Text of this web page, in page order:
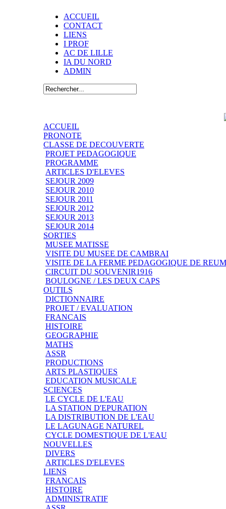
ACCUEIL
CONTACT
LIENS
I PROF
AC DE LILLE
IA DU NORD
ADMIN
ACCUEIL
PRONOTE
CLASSE DE DECOUVERTE
PROJET PEDAGOGIQUE
PROGRAMME
ARTICLES D'ELEVES
SEJOUR 2009
SEJOUR 2010
SEJOUR 2011
SEJOUR 2012
SEJOUR 2013
SEJOUR 2014
SORTIES
MUSEE MATISSE
VISITE DU MUSEE DE CAMBRAI
VISITE DE LA FERME PEDAGOGIQUE DE
CIRCUIT DU SOUVENIR1916
BOULOGNE / LES DEUX CAPS
OUTILS
DICTIONNAIRE
PROJET / EVALUATION
FRANCAIS
HISTOIRE
GEOGRAPHIE
MATHS
ASSR
PRODUCTIONS
ARTS PLASTIQUES
EDUCATION MUSICALE
SCIENCES
LE CYCLE DE L'EAU
LA STATION D'EPURATION
LA DISTRIBUTION DE L'EAU
LE LAGUNAGE NATUREL
CYCLE DOMESTIQUE DE L'EAU
NOUVELLES
DIVERS
ARTICLES D'ELEVES
LIENS
FRANCAIS
HISTOIRE
ADMINISTRATIF